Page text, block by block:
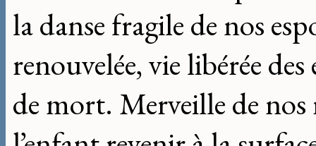
la danse fragile de nos
renouvelée, vie libérée
de mort. Merveille de nos